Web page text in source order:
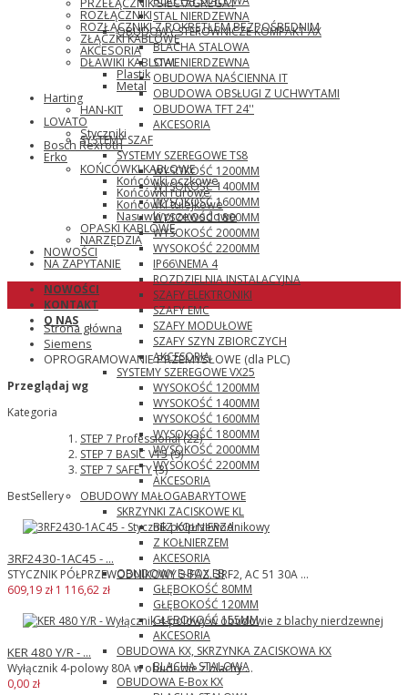
STAL NIERDZEWNA
OBUDOWY STEROWNICZE KOMPAKT AX
BLACHA STALOWA
STAL NIERDZEWNA
OBUDOWA NAŚCIENNA IT
OBUDOWA OBSŁUGI Z UCHWYTAMI
OBUDOWA TFT 24''
AKCESORIA
SYSTEMY SZAF
SYSTEMY SZEREGOWE TS8
WYSOKOŚĆ 1200MM
WYSOKOŚĆ 1400MM
WYSOKOŚĆ 1600MM
WYSOKOŚĆ 1800MM
WYSOKOŚĆ 2000MM
WYSOKOŚĆ 2200MM
IP66\NEMA 4
ROZDZIELNIA INSTALACYJNA
SZAFY ELEKTRONIKI
SZAFY EMC
SZAFY MODUŁOWE
SZAFY SZYN ZBIORCZYCH
AKCESORIA
SYSTEMY SZEREGOWE VX25
WYSOKOŚĆ 1200MM
WYSOKOŚĆ 1400MM
WYSOKOŚĆ 1600MM
WYSOKOŚĆ 1800MM
WYSOKOŚĆ 2000MM
WYSOKOŚĆ 2200MM
AKCESORIA
OBUDOWY MAŁOGABARYTOWE
SKRZYNKI ZACISKOWE KL
BEZ KOŁNIERZA
Z KOŁNIERZEM
AKCESORIA
OBUDOWY E-BOX EB
GŁĘBOKOŚĆ 80MM
GŁĘBOKOŚĆ 120MM
GŁĘBOKOŚĆ 155MM
AKCESORIA
OBUDOWA KX, SKRZYNKA ZACISKOWA KX
BLACHA STALOWA
OBUDOWA E-Box KX
PRZEŁĄCZNIK SIEĆ\AGREGAT
ROZŁĄCZNIKI
ROZŁĄCZNIKI Z POKRĘTŁEM BEZPOŚREDNIM
ZŁĄCZKI KABLOWE
AKCESORIA
DŁAWIKI KABLOWE
Plastik
Metal
Harting
HAN-KIT
LOVATO
Styczniki
Bosch Rexroth
Erko
KOŃCÓWKI KABLOWE
Końcówki oczkowe
Końcówki rurowe
Końcówki tulejkowe
Nasuwki przewodowe
OPASKI KABLOWE
NARZĘDZIA
NOWOŚCI
NA ZAPYTANIE
NOWOŚCI
KONTAKT
O NAS
Strona główna
Siemens
OPROGRAMOWANIE PRZEMYSŁOWE (dla PLC)
Przeglądaj wg
Kategoria
STEP 7 Professional(22)
STEP 7 BASIC V15(9)
STEP 7 SAFETY(3)
BestSellery
3RF2430-1AC45 - ...
STYCZNIK PÓŁPRZEWODNIKOWY 3-FAZ. 3RF2, AC 51 30A ...
609,19 zł 1 116,62 zł
KER 480 Y/R - ...
Wyłącznik 4-polowy 80A w obudowie z blachy ...
0,00 zł